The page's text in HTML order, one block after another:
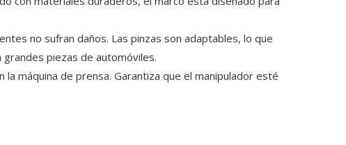
no sufran daños. Las pinzas son adaptables, lo que
piezas de automóviles.
máquina de prensa. Garantiza que el manipulador esté